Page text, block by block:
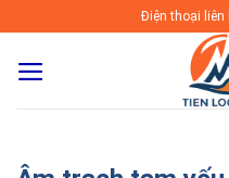
to
content
Điện thoại liên